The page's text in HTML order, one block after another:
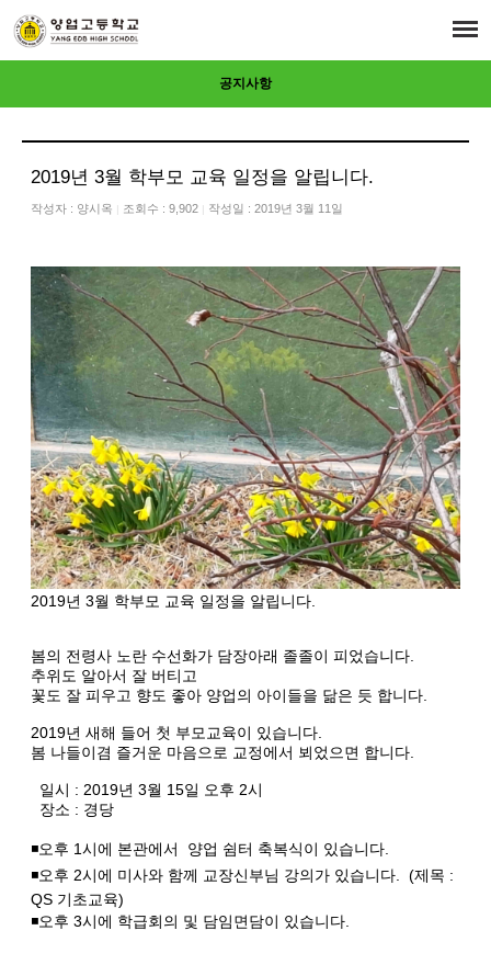
공지사항
2019년 3월 학부모 교육 일정을 알립니다.
작성자 : 양시옥 | 조회수 : 9,902 | 작성일 : 2019년 3월 11일
2019년 3월 학부모 교육 일정을 알립니다.
봄의 전령사 노란 수선화가 담장아래 졸졸이 피었습니다.
추위도 알아서 잘 버티고
꽃도 잘 피우고 향도 좋아 양업의 아이들을 닮은 듯 합니다.
2019년 새해 들어 첫 부모교육이 있습니다.
봄 나들이겸 즐거운 마음으로 교정에서 뵈었으면 합니다.
일시 : 2019년 3월 15일 오후 2시
장소 : 경당
◾오후 1시에 본관에서 양업 쉼터 축복식이 있습니다.
◾오후 2시에 미사와 함께 교장신부님 강의가 있습니다. (제목 :
QS 기초교육)
◾오후 3시에 학급회의 및 담임면담이 있습니다.